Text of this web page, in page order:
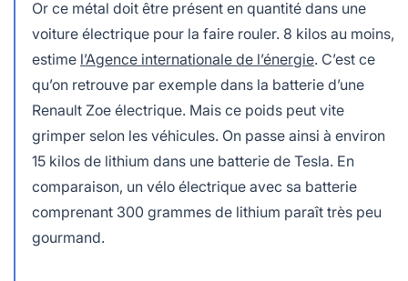
Or ce métal doit être présent en quantité dans une
voiture électrique pour la faire rouler. 8 kilos au moins,
estime l’Agence internationale de l’énergie. C’est ce
qu’on retrouve par exemple dans la batterie d’une
Renault Zoe électrique. Mais ce poids peut vite
grimper selon les véhicules. On passe ainsi à environ
15 kilos de lithium dans une batterie de Tesla. En
comparaison, un vélo électrique avec sa batterie
comprenant 300 grammes de lithium paraît très peu
gourmand.